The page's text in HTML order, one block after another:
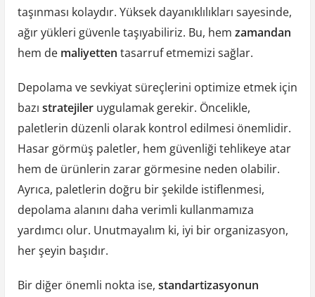
taşınması kolaydır. Yüksek dayanıklılıkları sayesinde,
ağır yükleri güvenle taşıyabiliriz. Bu, hem zamandan
hem de maliyetten tasarruf etmemizi sağlar.
Depolama ve sevkiyat süreçlerini optimize etmek için
bazı stratejileruygulamak gerekir. Öncelikle,
paletlerin düzenli olarak kontrol edilmesi önemlidir.
Hasar görmüş paletler, hem güvenliği tehlikeye atar
hem de ürünlerin zarar görmesine neden olabilir.
Ayrıca, paletlerin doğru bir şekilde istiflenmesi,
depolama alanını daha verimli kullanmamıza
yardımcı olur. Unutmayalım ki, iyi bir organizasyon,
her şeyin başıdır.
Bir diğer önemli nokta ise, standartizasyonun